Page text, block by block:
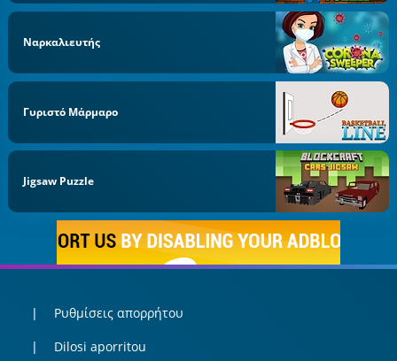
Ναρκαλιευτής
Γυριστό Μάρμαρο
Jigsaw Puzzle
Ρυθμίσεις απορρήτου
Dilosi aporritou